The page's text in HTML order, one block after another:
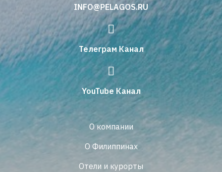
INFO@PELAGOS.RU
Телеграм Канал
YouTube Канал
О компании
О Филиппинах
Отели и курорты